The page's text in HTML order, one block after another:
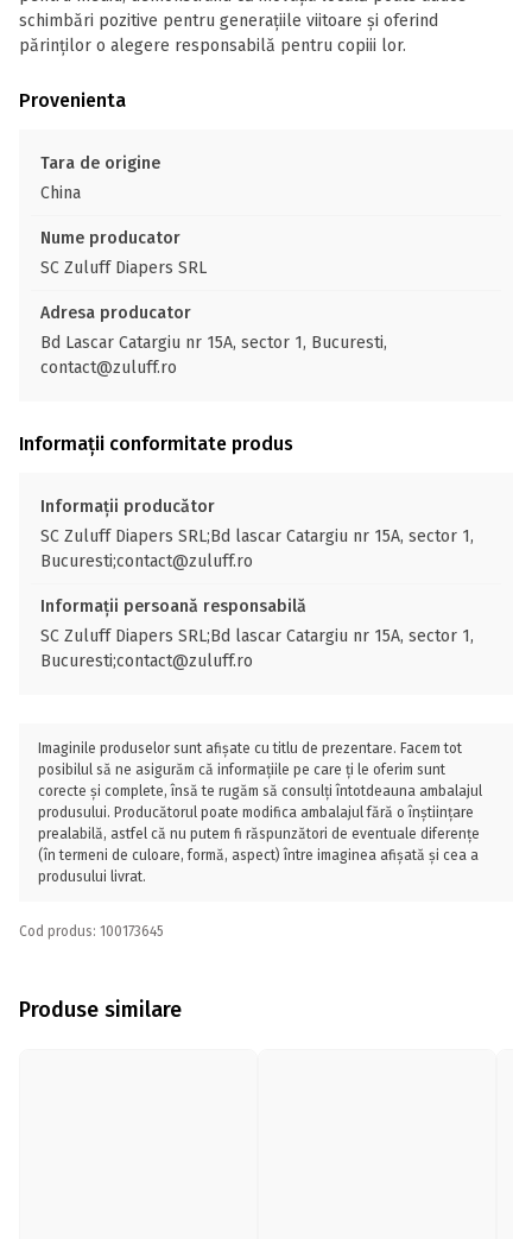
schimbări pozitive pentru generațiile viitoare și oferind
părinților o alegere responsabilă pentru copiii lor.
Provenienta
Tara de origine
China
Nume producator
SC Zuluff Diapers SRL
Adresa producator
Bd Lascar Catargiu nr 15A, sector 1, Bucuresti,
contact@zuluff.ro
Informații conformitate produs
Informații producător
SC Zuluff Diapers SRL;Bd lascar Catargiu nr 15A, sector 1,
Bucuresti;contact@zuluff.ro
Informații persoană responsabilă
SC Zuluff Diapers SRL;Bd lascar Catargiu nr 15A, sector 1,
Bucuresti;contact@zuluff.ro
Imaginile produselor sunt afișate cu titlu de prezentare. Facem tot
posibilul să ne asigurăm că informațiile pe care ți le oferim sunt
corecte și complete, însă te rugăm să consulți întotdeauna ambalajul
produsului. Producătorul poate modifica ambalajul fără o înștiințare
prealabilă, astfel că nu putem fi răspunzători de eventuale diferențe
(în termeni de culoare, formă, aspect) între imaginea afișată și cea a
produsului livrat.
Cod produs: 100173645
Produse similare